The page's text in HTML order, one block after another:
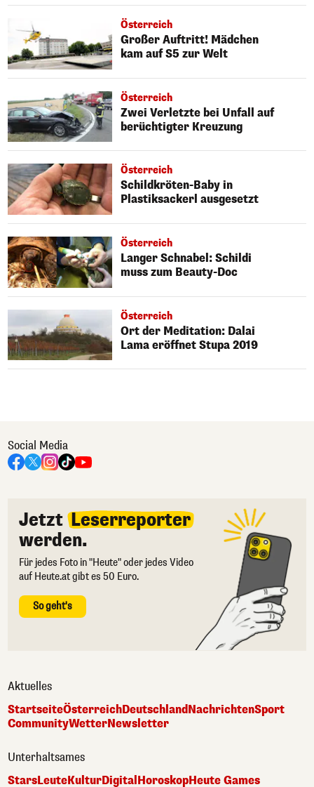
Österreich
Großer Auftritt! Mädchen
kam auf S5 zur Welt
Österreich
Zwei Verletzte bei Unfall auf
berüchtigter Kreuzung
Österreich
Schildkröten-Baby in
Plastiksackerl ausgesetzt
Österreich
Langer Schnabel: Schildi
muss zum Beauty-Doc
Österreich
Ort der Meditation: Dalai
Lama eröffnet Stupa 2019
Social Media
Jetzt Leserreporter
werden.
Für jedes Foto in "Heute" oder jedes Video
auf Heute.at gibt es 50 Euro.
So geht's
Aktuelles
StartseiteÖsterreichDeutschlandNachrichtenSport
CommunityWetterNewsletter
Unterhaltsames
StarsLeuteKulturDigitalHoroskopHeute Games